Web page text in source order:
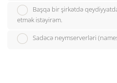
Başqa bir şirkətdə
etmək istəyirəm.
Sadəcə neymserverləri